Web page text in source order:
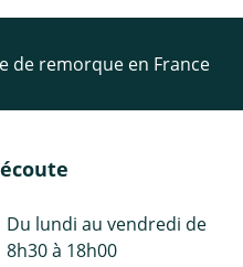
de remorque en France
Du lundi au vendredi de
8h30 à 18h00